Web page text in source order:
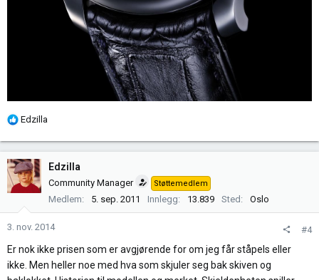
R
k
s
e
r
:
Edzilla
Edzilla
Community Manager Støttemedlem
Medlem 5. sep. 2011 Innlegg 13.839 Sted Oslo
3. nov. 2014 #4
Er nok ikke prisen som er avgjørende for om jeg får ståpels eller
ikke. Men heller noe med hva som skjuler seg bak skiven og